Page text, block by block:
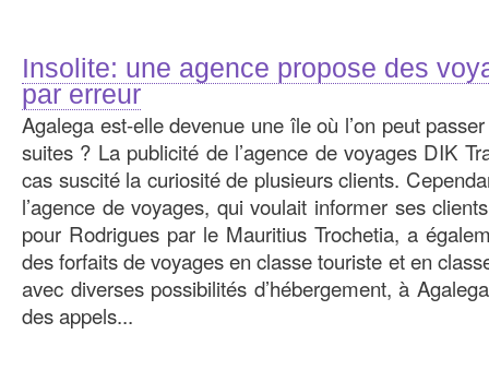
Insolite: une agence propose des
par erreur
Agalega est-elle devenue une île où l’on peut
suites ? La publicité de l’agence de voyages DIK
cas suscité la curiosité de plusieurs clients.
l’agence de voyages, qui voulait informer ses
pour Rodrigues par le Mauritius Trochetia, a
des forfaits de voyages en classe touriste et en
avec diverses possibilités d’hébergement, à
des appels...